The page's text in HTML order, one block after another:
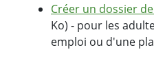
Créer un dossier
Ko) - pour les
emploi ou d'une